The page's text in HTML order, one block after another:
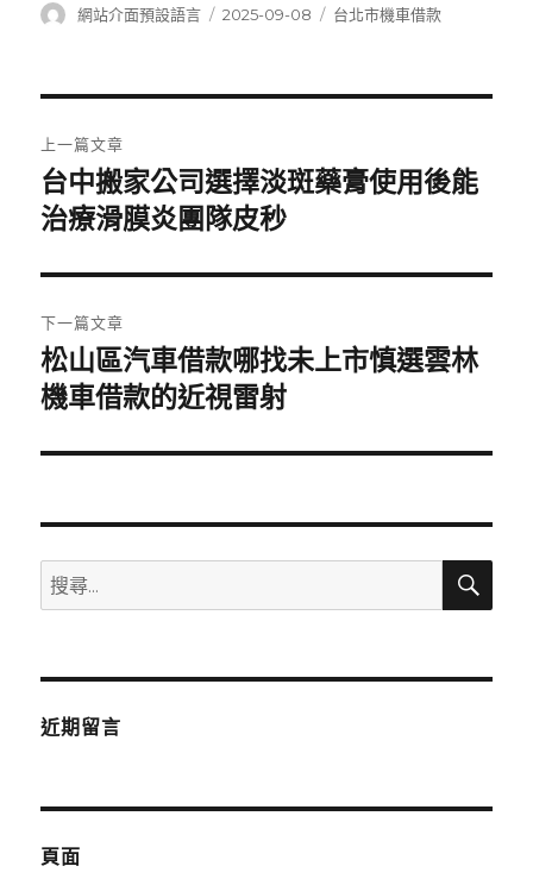
作
網站介面預設語言
發
2025-09-08
分
台北市機車借款
章
導
覽
上一篇文章
上
一
文
章:
台中搬家公司選擇淡斑藥膏使用後能
治療滑膜炎團隊皮秒
下一篇文章
下
一
文
松山區汽車借款哪找未上市慎選雲林
機車借款的近視雷射
搜
尋
鍵
搜
近期留言
頁面